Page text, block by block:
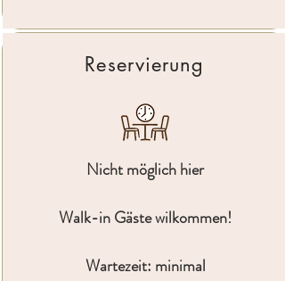
Reservierung
Nicht möglich hier
Walk-in Gäste wilkommen!
Wartezeit: minimal